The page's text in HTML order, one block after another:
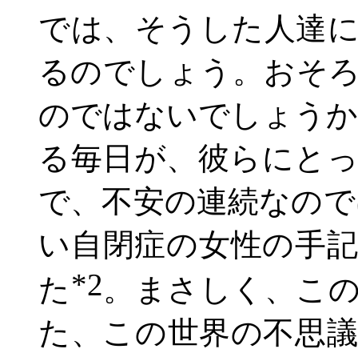
では、そうした人達
るのでしょう。おそ
のではないでしょう
る毎日が、彼らにと
で、不安の連続なの
い自閉症の女性の手
た *2。まさしく、こ
た、この世界の不思